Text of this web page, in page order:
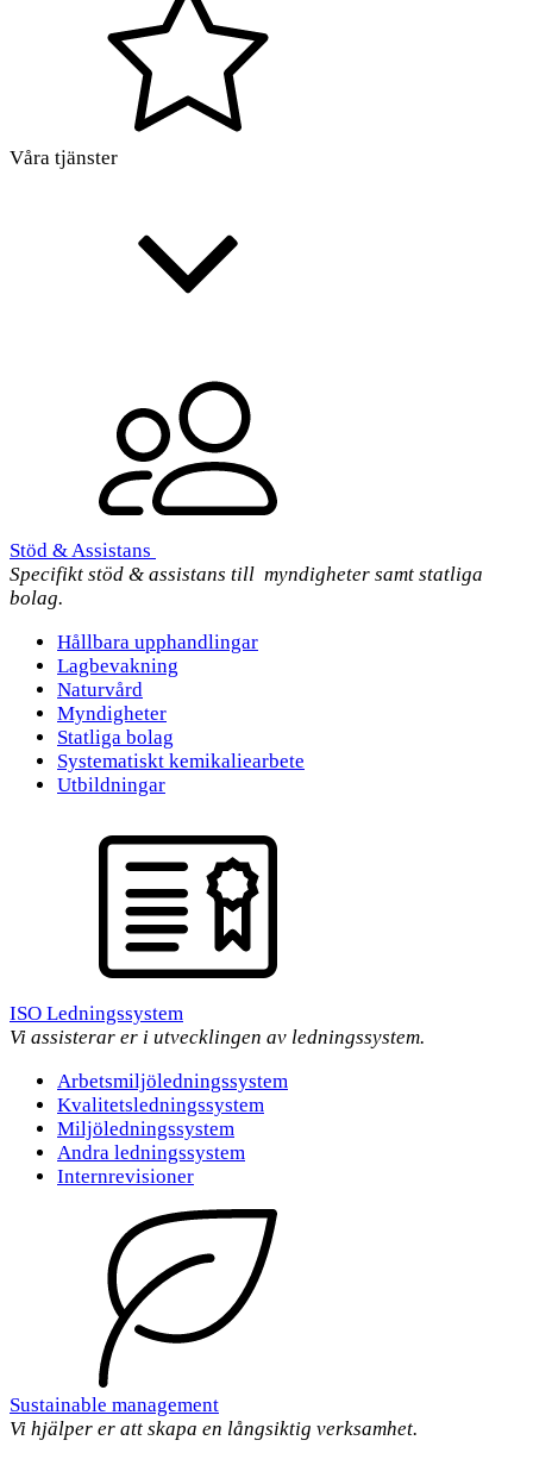
Våra tjänster
Stöd & Assistans
Specifikt stöd & assistans till myndigheter samt statliga
bolag.
Hållbara upphandlingar
Lagbevakning
Naturvård
Myndigheter
Statliga bolag
Systematiskt kemikaliearbete
Utbildningar
ISO Ledningssystem
Vi assisterar er i utvecklingen av ledningssystem.
Arbetsmiljöledningssystem
Kvalitetsledningssystem
Miljöledningssystem
Andra ledningssystem
Internrevisioner
Sustainable management
Vi hjälper er att skapa en långsiktig verksamhet.